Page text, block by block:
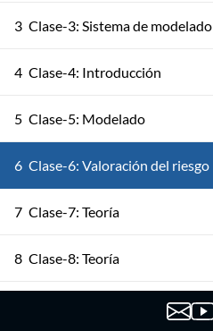
3 Clase-3: Sistema de
4 Clase-4: Introducción
5 Clase-5: Modelado
6 Clase-6: Valoración del riesgo
7 Clase-7: Teoría
8 Clase-8: Teoría
Clase-9: Modelos múltiple